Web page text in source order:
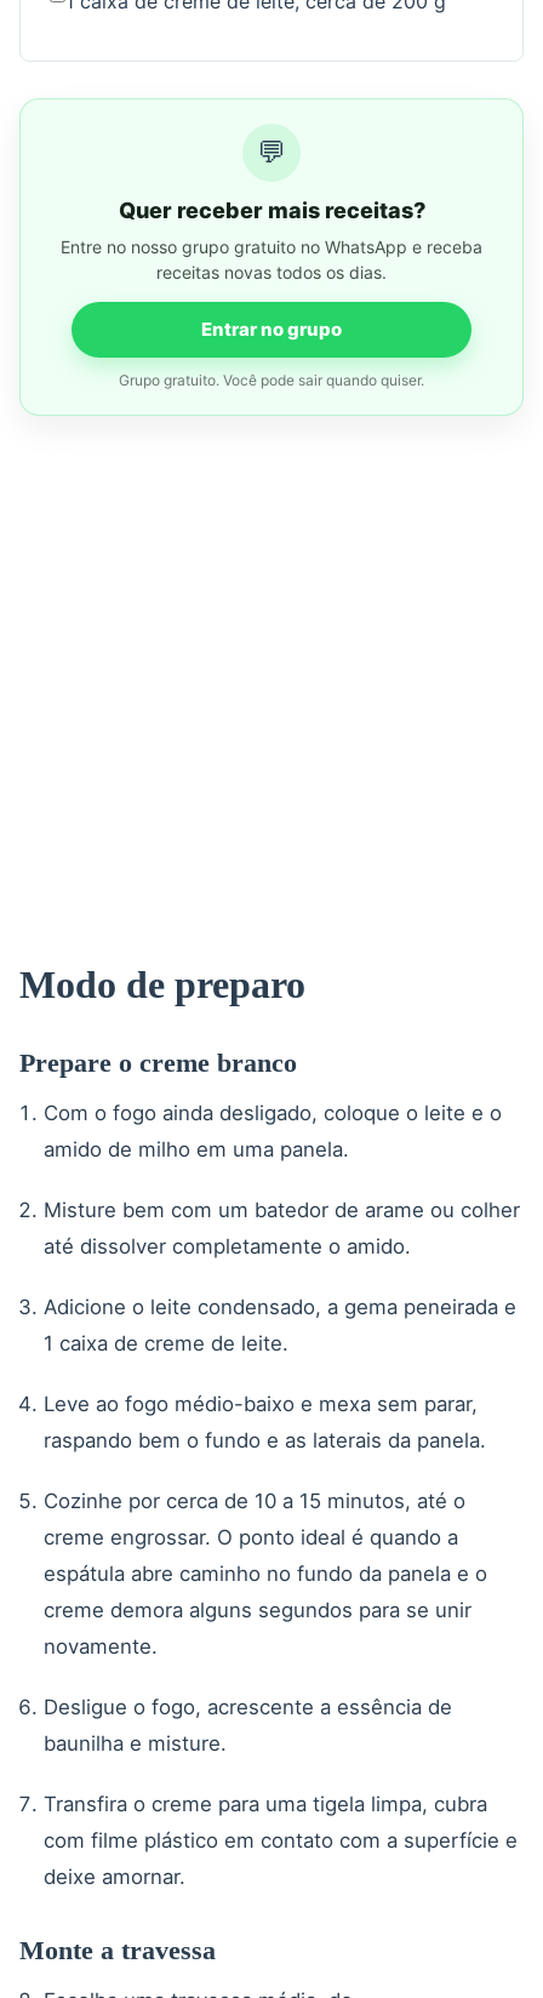
💬
Quer receber mais receitas?
Entre no nosso grupo gratuito no WhatsApp e receba
receitas novas todos os dias.
Entrar no grupo
Grupo gratuito. Você pode sair quando quiser.
Modo de preparo
Prepare o creme branco
Com o fogo ainda desligado, coloque o leite e o
amido de milho em uma panela.
Misture bem com um batedor de arame ou colher
até dissolver completamente o amido.
Adicione o leite condensado, a gema peneirada e
1 caixa de creme de leite.
Leve ao fogo médio-baixo e mexa sem parar,
raspando bem o fundo e as laterais da panela.
Cozinhe por cerca de 10 a 15 minutos, até o
creme engrossar. O ponto ideal é quando a
espátula abre caminho no fundo da panela e o
creme demora alguns segundos para se unir
novamente.
Desligue o fogo, acrescente a essência de
baunilha e misture.
Transfira o creme para uma tigela limpa, cubra
com filme plástico em contato com a superfície e
deixe amornar.
Monte a travessa